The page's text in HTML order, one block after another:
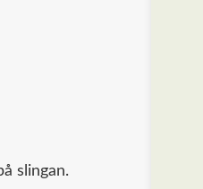
slingan.